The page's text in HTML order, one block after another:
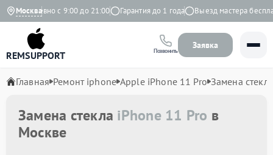
Москва
Ежедневно с 9:00 до 21:00 Гарантия до 1 года Выезд мастера
REMSUPPORT Позвонить
Заявка
Главная Ремонт iphone Apple iPhone 11 Pro Замена стекла
Замена стекла iPhone 11 Pro в
Москве